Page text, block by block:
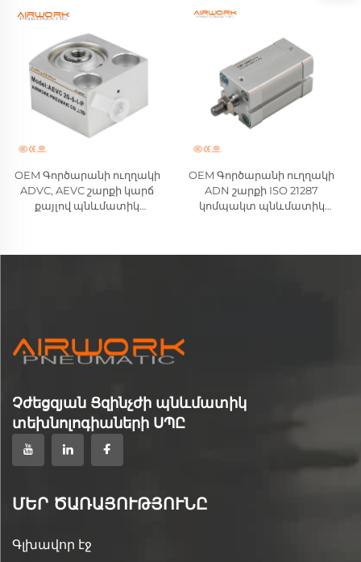
գործողությամբ օդային
հետ
OEM Գործարանի ուղղակի
ADVC, AEVC շարքի կարճ
քայլով պնևմատիկ
OEM Գործարանի ուղղակի
ADN շարքի ISO 21287
կոմպակտ պնևմատիկ
Չժեցզյան Ցզինչժի պնևմատիկ
տեխնոլոգիաների ՍՊԸ
ՄԵՐ ԾԱՌԱՅՈՒԹՅՈՒՆԸ
Գլխավոր էջ